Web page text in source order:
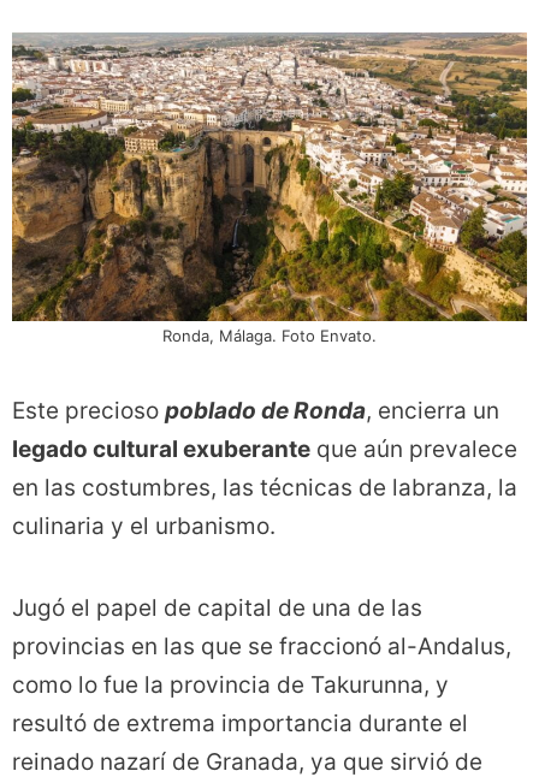
Ronda, Málaga. Foto Envato.
Este precioso poblado de Ronda, encierra un
legado cultural exuberante que aún prevalece
en las costumbres, las técnicas de labranza, la
culinaria y el urbanismo.
Jugó el papel de capital de una de las
provincias en las que se fraccionó al-Andalus,
como lo fue la provincia de Takurunna, y
resultó de extrema importancia durante el
reinado nazarí de Granada, ya que sirvió de